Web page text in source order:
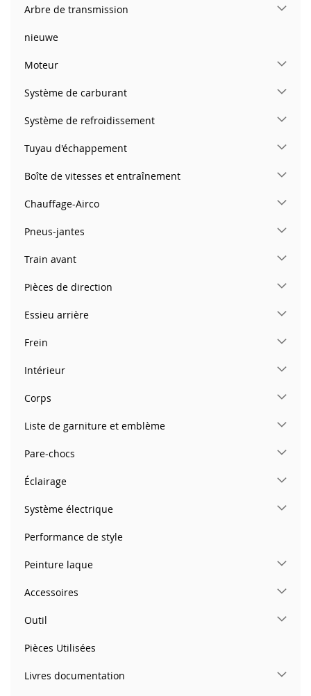
Arbre de transmission
nieuwe
Moteur
Système de carburant
Système de refroidissement
Tuyau d'échappement
Boîte de vitesses et entraînement
Chauffage-Airco
Pneus-jantes
Train avant
Pièces de direction
Essieu arrière
Frein
Intérieur
Corps
Liste de garniture et emblème
Pare-chocs
Éclairage
Système électrique
Performance de style
Peinture laque
Accessoires
Outil
Pièces Utilisées
Livres documentation